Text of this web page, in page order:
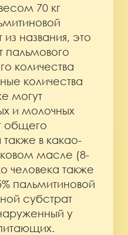
70 кг
названия, это
пальмового
количества
количества
могут
и молочных
общего
в какао-
масле (8-
человека также
пальмитиновой
субстрат
у